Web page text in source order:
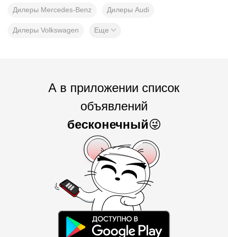
Дилеры Mercedes-Benz Дилеры Audi
Дилеры Volkswagen Еще
А в приложении список
объявлений
бесконечный😜